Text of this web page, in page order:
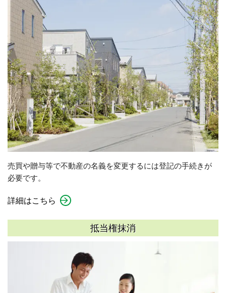
売買や贈与等で不動産の名義を変更するには登記の手続きが
必要です。
詳細はこちら
抵当権抹消